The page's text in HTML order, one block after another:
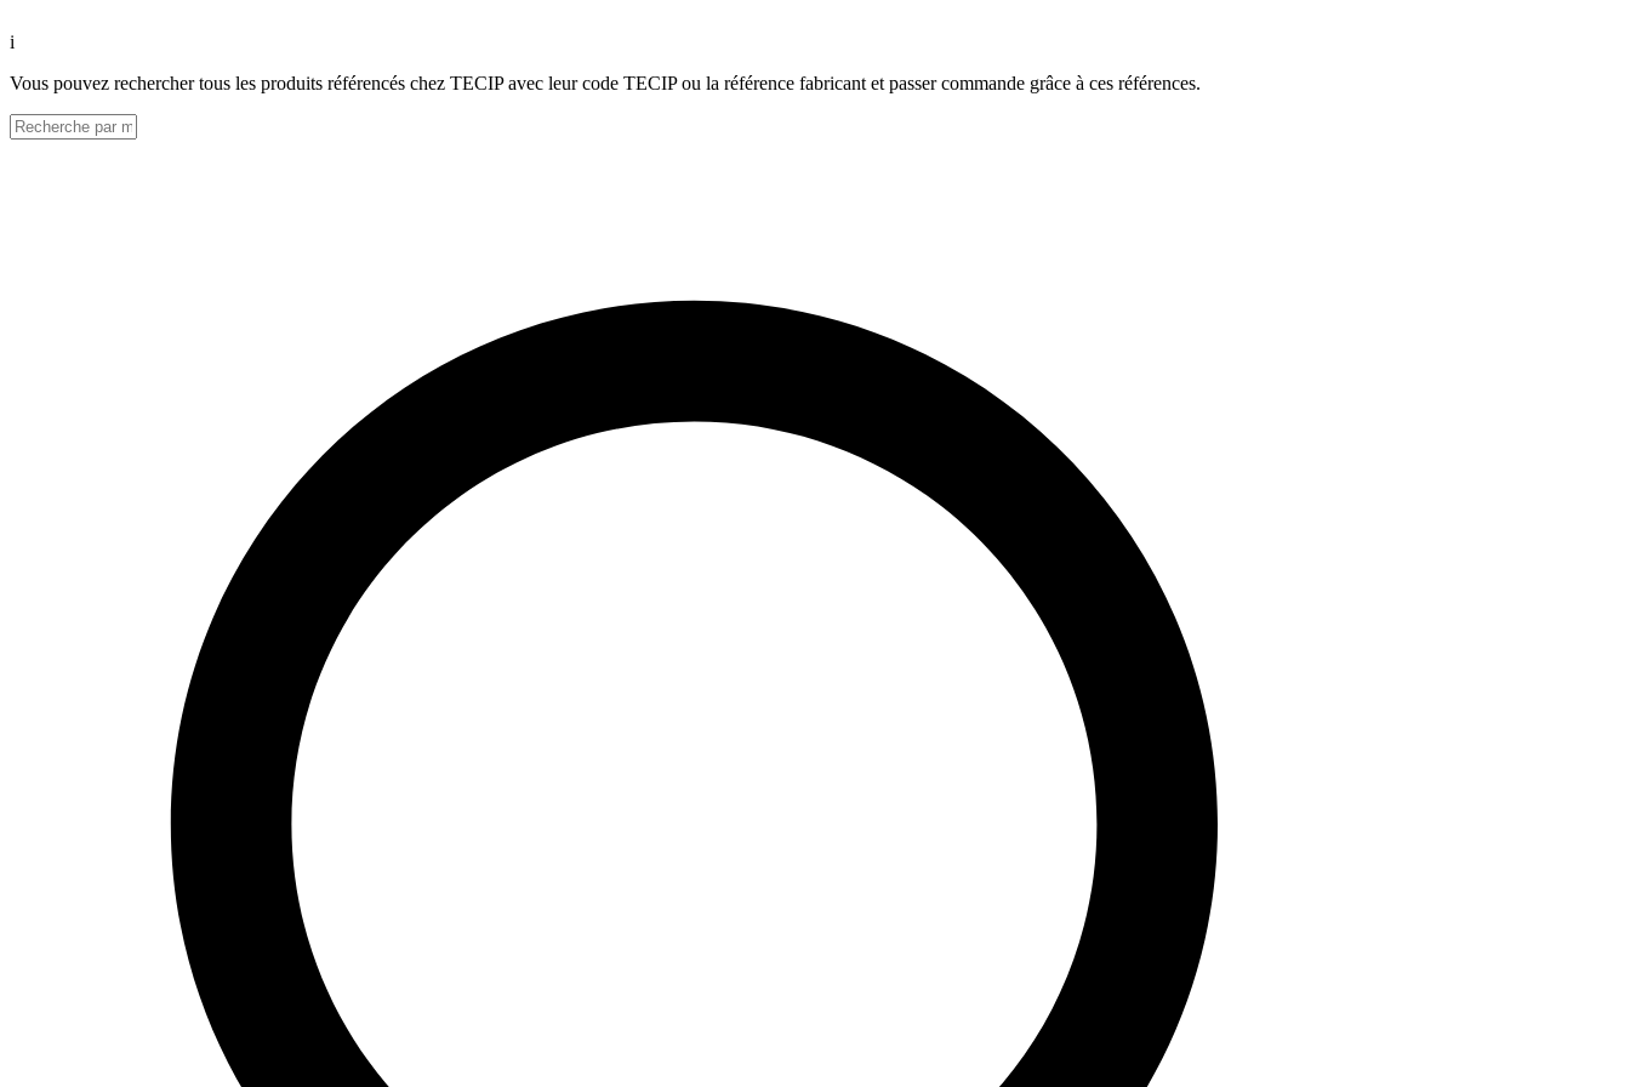
i
Vous pouvez rechercher tous les produits référencés chez TECIP avec leur code TECIP ou la référence fabricant et passer commande grâce à ces références.